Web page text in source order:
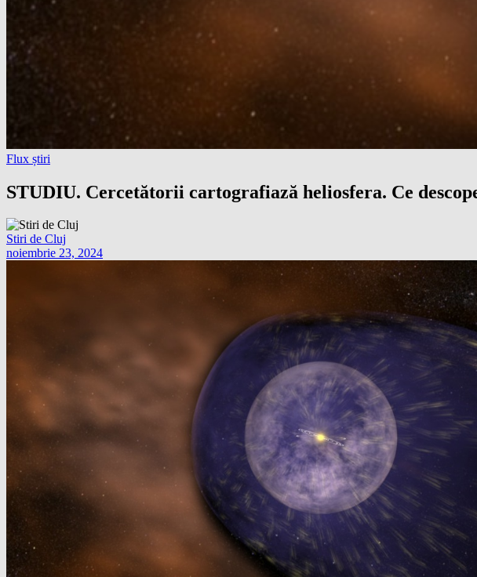
Flux știri
STUDIU. Cercetătorii cartografiază heliosfera. Ce
Stiri de Cluj
noiembrie 23, 2024